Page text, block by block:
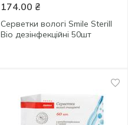
174.00 ₴
Серветки вологі Smile Sterill
Bio дезінфекційні 50шт